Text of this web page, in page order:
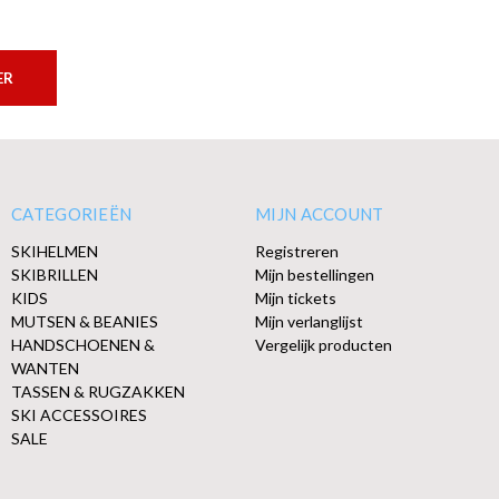
CATEGORIEËN
SKIHELMEN
SKIBRILLEN
KIDS
MUTSEN & BEANIES
HANDSCHOENEN &
WANTEN
TASSEN & RUGZAKKEN
SKI ACCESSOIRES
SALE
MIJN ACCOUNT
Registreren
Mijn bestellingen
Mijn tickets
Mijn verlanglijst
Vergelijk producten